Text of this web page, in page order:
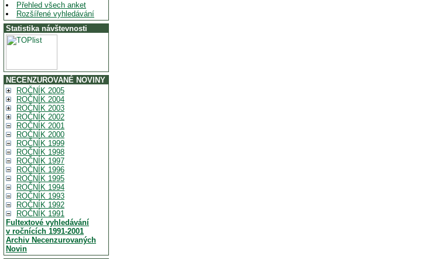
Přehled všech anket
Rozšířené vyhledávání
Statistika návštevnosti
NECENZUROVANÉ NOVINY
ROČNÍK 2005
ROČNÍK 2004
ROČNÍK 2003
ROČNÍK 2002
ROČNÍK 2001
ROČNÍK 2000
ROČNÍK 1999
ROČNÍK 1998
ROČNÍK 1997
ROČNÍK 1996
ROČNÍK 1995
ROČNÍK 1994
ROČNÍK 1993
ROČNÍK 1992
ROČNÍK 1991
Fultextové vyhledávání
v ročnících 1991-2001
Archiv Necenzurovaných
Novin